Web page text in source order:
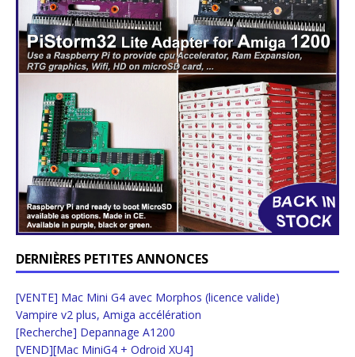
DERNIÈRES PETITES ANNONCES
[VENTE] Mac Mini G4 avec Morphos (licence valide)
Vampire v2 plus, Amiga accélération
[Recherche] Depannage A1200
[VEND][Mac MiniG4 + Odroid XU4]